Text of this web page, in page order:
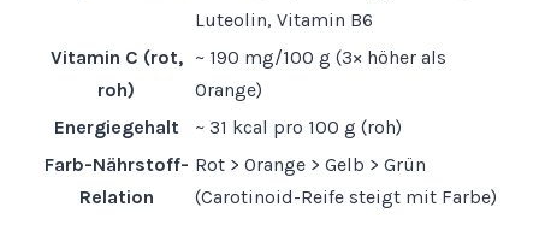
Luteolin, Vitamin B6
Vitamin C (rot,
roh)
~ 190 mg/100 g (3× höher als
Orange)
Energiegehalt
~ 31 kcal pro 100 g (roh)
Farb-Nährstoff-
Relation
Rot > Orange > Gelb > Grün
(Carotinoid-Reife steigt mit Farbe)